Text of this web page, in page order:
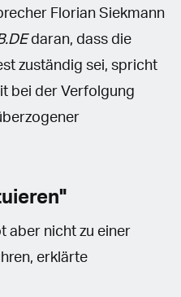
Florian Siekmann
daran, dass die
zuständig sei, spricht
bei der Verfolgung
aber nicht zu einer
erklärte